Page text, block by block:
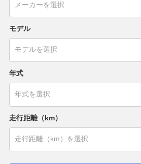
モデル
年式
走行距離（km）